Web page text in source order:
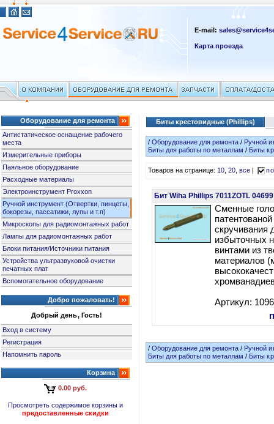
E-mail:
Карта проезда
Оборудование для ремонта
Антистатическое оснащение рабочего
места
Измерительные приборы
Паяльное оборудование
Расходные материалы
Электроинструмент Proxxon
Ручной инструмент (Отвертки, пинцеты,
бокорезы, пассатижи, лупы и т.п)
Микроскопы для радиомонтажных работ
Лампы для радиомонтажных работ
Блоки питания/Источники питания
Устройства ультразвуковой очистки
печатных плат
Вспомогательное оборудование
Добро пожаловать!
Добрый день, Гость!
Вход в систему
Регистрация
Напомнить пароль
Корзина
0.00 руб.
Просмотреть содержимое корзины и
предоставленные скидки
Биты крестовидные (Phillips)
/Оборудование для ремонта / Ручной
Биты для работы по металлам / Биты
Товаров на странице:10,20,все
Бит Wiha Phillips 7011ZOTL
Сменные
скручивания
избыточных
винтами из
материалов
Артикул:
/Оборудование для ремонта / Ручной
Биты для работы по металлам / Биты